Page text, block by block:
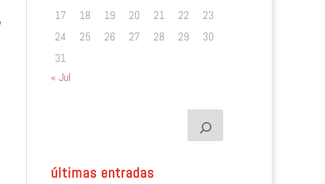
17
18 19 20 21 22
23
24
25 26 27 28 29
30
31
« Jul
últimas entradas